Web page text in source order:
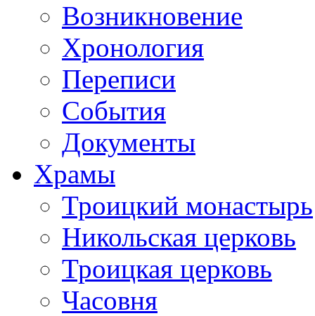
Возникновение
Хронология
Переписи
События
Документы
Храмы
Троицкий монастырь
Никольская церковь
Троицкая церковь
Часовня